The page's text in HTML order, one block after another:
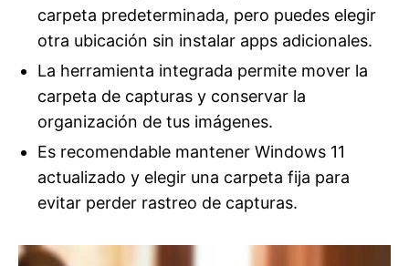
carpeta predeterminada, pero puedes elegir
otra ubicación sin instalar apps adicionales.
La herramienta integrada permite mover la
carpeta de capturas y conservar la
organización de tus imágenes.
Es recomendable mantener Windows 11
actualizado y elegir una carpeta fija para
evitar perder rastreo de capturas.